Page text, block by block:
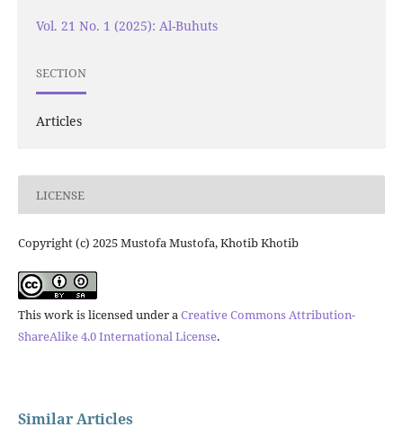
Vol. 21 No. 1 (2025): Al-Buhuts
SECTION
Articles
LICENSE
Copyright (c) 2025 Mustofa Mustofa, Khotib Khotib
This work is licensed under aCreative Commons Attribution-
ShareAlike 4.0 International License.
Similar Articles